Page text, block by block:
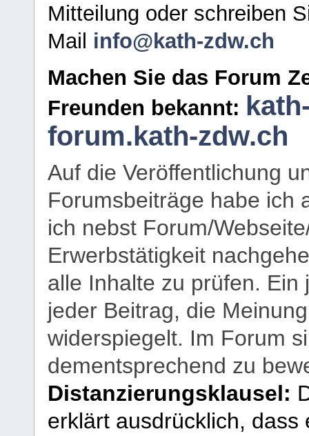
Mitteilung oder schreiben
Mail info@kath-zdw.ch
Machen Sie das Forum
Freunden bekannt:
forum.kath-zdw.ch
Auf die Veröffentlichung
Forumsbeiträge habe ich
ich nebst Forum/
Erwerbstätigkeit
alle Inhalte zu prüfen.
jeder Beitrag, die
widerspiegelt. Im Forum
dementsprechend zu
Distanzierungsklausel:
erklärt ausdrücklich,